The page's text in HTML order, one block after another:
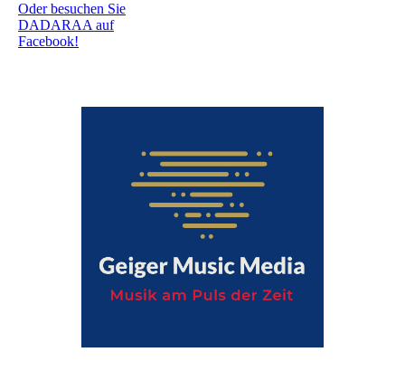
Oder besuchen Sie
DADARAA auf
Facebook!